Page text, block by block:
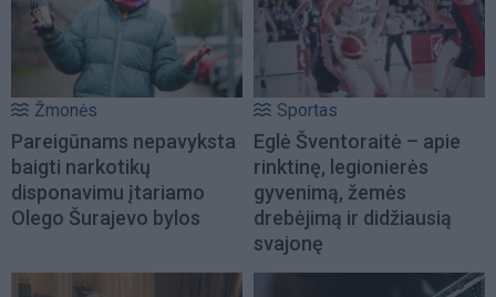
Žmonės
Pareigūnams nepavyksta
baigti narkotikų
disponavimu įtariamo
Olego Šurajevo bylos
Sportas
Eglė Šventoraitė – apie
rinktinę, legionierės
gyvenimą, žemės
drebėjimą ir didžiausią
svajonę